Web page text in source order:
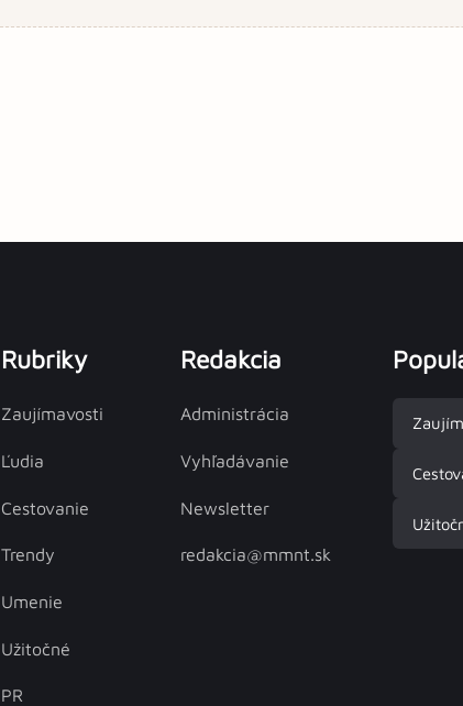
Rubriky
Zaujímavosti
Ľudia
Cestovanie
Trendy
Umenie
Užitočné
PR
Redakcia
Administrácia
Vyhľadávanie
Newsletter
redakcia@mmnt.sk